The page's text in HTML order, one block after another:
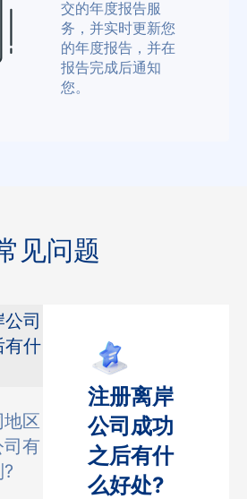
交的年度报告服
务，并实时更新您
的年度报告，并在
报告完成后通知
您。
见问题
司
有什
区
有
注册离岸
公司成功
之后有什
么好处?